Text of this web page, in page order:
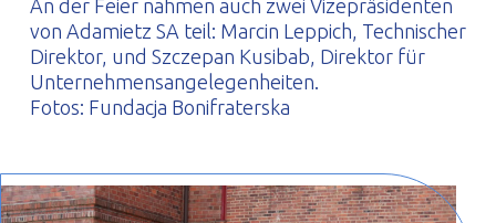
An der Feier nahmen auch zwei Vizepräsidenten
von Adamietz SA teil: Marcin Leppich, Technischer
Direktor, und Szczepan Kusibab, Direktor für
Unternehmensangelegenheiten.
Fotos: Fundacja Bonifraterska